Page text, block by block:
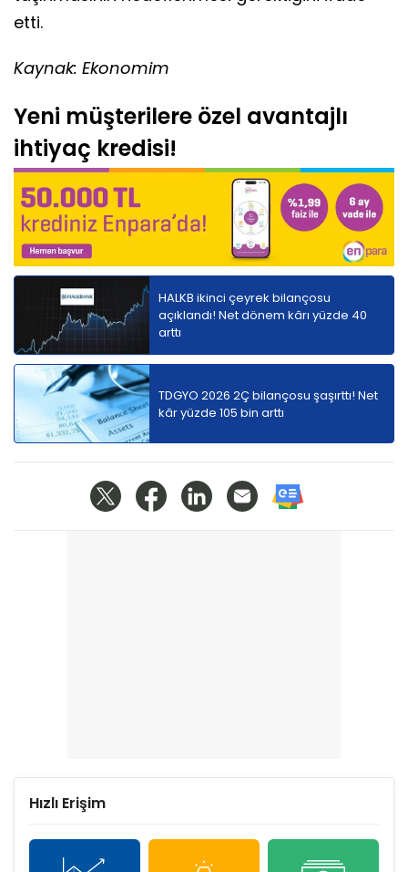
etti.
Kaynak: Ekonomim
Yeni müşterilere özel avantajlı
ihtiyaç kredisi!
HALKB ikinci çeyrek bilançosu
açıklandı! Net dönem kârı yüzde 40
arttı
TDGYO 2026 2Ç bilançosu şaşırttı! Net
kâr yüzde 105 bin arttı
Hızlı Erişim